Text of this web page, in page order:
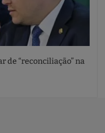
de “reconciliação” na